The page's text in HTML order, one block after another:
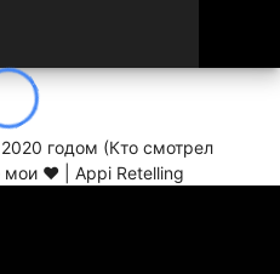
годом (Кто смотрел
мои ❤ | Appi Retelling